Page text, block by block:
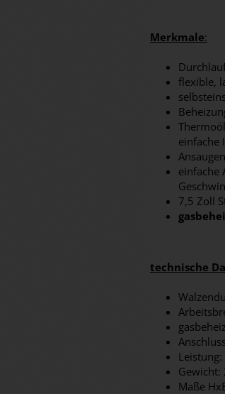
Merkmale:
flexible,
einfache
einfache
7,5 Zoll
technische
Gewicht:
Maße